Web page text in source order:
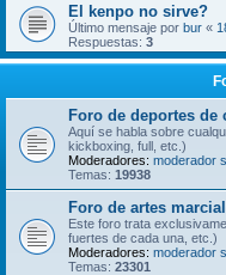
El kenpo no sirve?
Último mensaje por bur «
Respuestas: 3
Foro de deportes de
Aquí se habla sobre
kickboxing, full, etc.)
Moderadores: moderador
Temas: 19938
Foro de artes
Este foro trata
fuertes de cada una, etc.)
Moderadores: moderador
Temas: 23301